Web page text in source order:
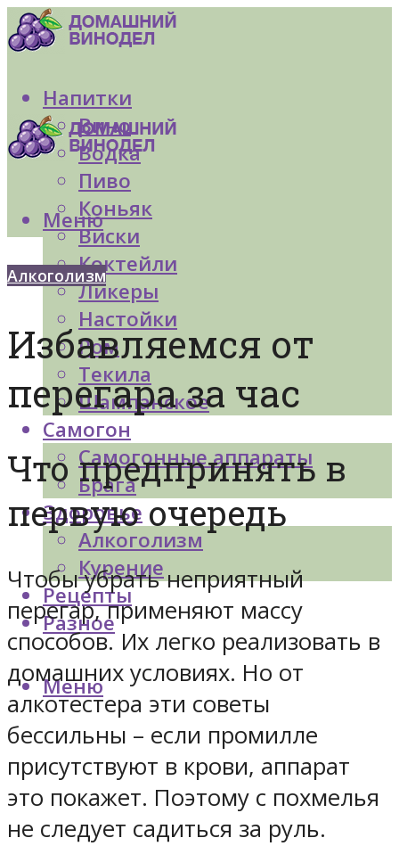
Напитки
Вино
Водка
Пиво
Коньяк
Виски
Коктейли
Ликеры
Настойки
Ром
Текила
Шампанское
Самогон
Самогонные аппараты
Брага
Здоровье
Алкоголизм
Курение
Рецепты
Разное
Меню
Меню
Алкоголизм
Избавляемся от
перегара за час
Что предпринять в
первую очередь
Чтобы убрать неприятный
перегар, применяют массу
способов. Их легко реализовать в
домашних условиях. Но от
алкотестера эти советы
бессильны – если промилле
присутствуют в крови, аппарат
это покажет. Поэтому с похмелья
не следует садиться за руль.